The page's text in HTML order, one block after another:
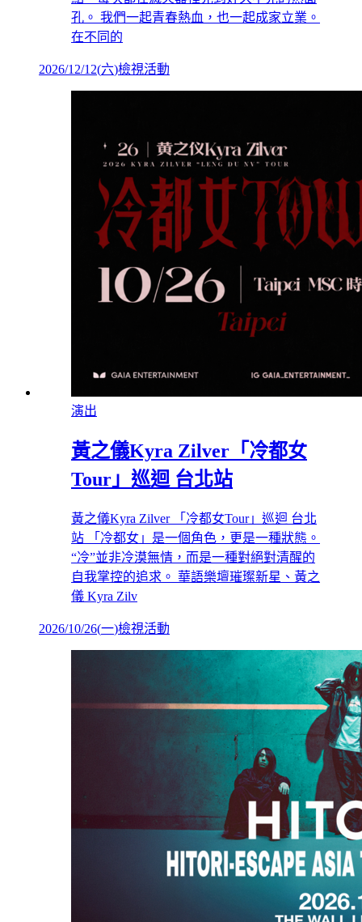
孔。 我們一起青春熱血，也一起成家立業。
在不同的
2026/12/12(六)檢視活動
演出
黃之儀Kyra Zilver「冷都女
Tour」巡迴 台北站
黃之儀Kyra Zilver 「冷都女Tour」巡迴 台北
站 「冷都女」是一個角色，更是一種狀態。
“冷”並非冷漠無情，而是一種對絕對清醒的
自我掌控的追求。 華語樂壇璀璨新星、黃之
儀 Kyra Zilv
2026/10/26(一)檢視活動